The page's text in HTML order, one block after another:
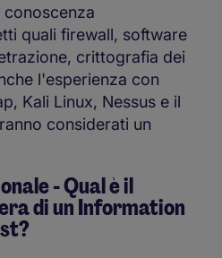
conoscenza
quali firewall, software
crittografia dei
l'esperienza con
Kali Linux, Nessus e il
considerati un
- Qual è il
di un Information